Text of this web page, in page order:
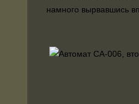
намного вырвавшись